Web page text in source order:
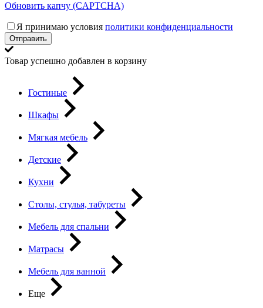
Обновить капчу (CAPTCHA)
Я принимаю условия политики конфиденциальности
Отправить
Товар успешно добавлен в корзину
Гостиные
Шкафы
Мягкая мебель
Детские
Кухни
Столы, стулья, табуреты
Мебель для спальни
Матрасы
Мебель для ванной
Еще